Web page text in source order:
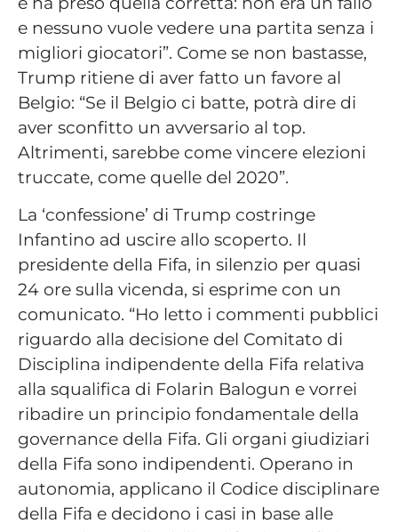
e nessuno vuole vedere una partita senza i
migliori giocatori”. Come se non bastasse,
Trump ritiene di aver fatto un favore al
Belgio: “Se il Belgio ci batte, potrà dire di
aver sconfitto un avversario al top.
Altrimenti, sarebbe come vincere elezioni
truccate, come quelle del 2020”.
La ‘confessione’ di Trump costringe
Infantino ad uscire allo scoperto. Il
presidente della Fifa, in silenzio per quasi
24 ore sulla vicenda, si esprime con un
comunicato. “Ho letto i commenti pubblici
riguardo alla decisione del Comitato di
Disciplina indipendente della Fifa relativa
alla squalifica di Folarin Balogun e vorrei
ribadire un principio fondamentale della
governance della Fifa. Gli organi giudiziari
della Fifa sono indipendenti. Operano in
autonomia, applicano il Codice disciplinare
della Fifa e decidono i casi in base alle